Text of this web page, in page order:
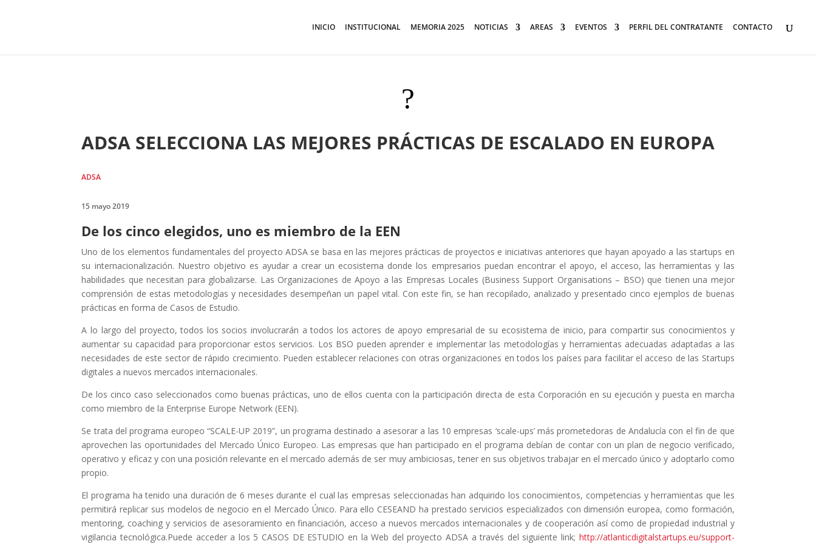
INICIO INSTITUCIONAL MEMORIA 2025 NOTICIAS AREAS EVENTOS PERFIL DEL CONTRATANTE CONTACTO
?
ADSA SELECCIONA LAS MEJORES PRÁCTICAS DE ESCALADO EN EUROPA
ADSA
15 mayo 2019
De los cinco elegidos, uno es miembro de la EEN
Uno de los elementos fundamentales del proyecto ADSA se basa en las mejores prácticas de proyectos e iniciativas anteriores que hayan apoyado a las startups en
su internacionalización. Nuestro objetivo es ayudar a crear un ecosistema donde los empresarios puedan encontrar el apoyo, el acceso, las herramientas y las
habilidades que necesitan para globalizarse. Las Organizaciones de Apoyo a las Empresas Locales (Business Support Organisations – BSO) que tienen una mejor
comprensión de estas metodologías y necesidades desempeñan un papel vital. Con este fin, se han recopilado, analizado y presentado cinco ejemplos de buenas
prácticas en forma de Casos de Estudio.
A lo largo del proyecto, todos los socios involucrarán a todos los actores de apoyo empresarial de su ecosistema de inicio, para compartir sus conocimientos y
aumentar su capacidad para proporcionar estos servicios. Los BSO pueden aprender e implementar las metodologías y herramientas adecuadas adaptadas a las
necesidades de este sector de rápido crecimiento. Pueden establecer relaciones con otras organizaciones en todos los países para facilitar el acceso de las Startups
digitales a nuevos mercados internacionales.
De los cinco caso seleccionados como buenas prácticas, uno de ellos cuenta con la participación directa de esta Corporación en su ejecución y puesta en marcha
como miembro de la Enterprise Europe Network (EEN).
Se trata del programa europeo “SCALE-UP 2019”, un programa destinado a asesorar a las 10 empresas ‘scale-ups’ más prometedoras de Andalucía con el fin de que
aprovechen las oportunidades del Mercado Único Europeo. Las empresas que han participado en el programa debían de contar con un plan de negocio verificado,
operativo y eficaz y con una posición relevante en el mercado además de ser muy ambiciosas, tener en sus objetivos trabajar en el mercado único y adoptarlo como
propio.
El programa ha tenido una duración de 6 meses durante el cual las empresas seleccionadas han adquirido los conocimientos, competencias y herramientas que les
permitirá replicar sus modelos de negocio en el Mercado Único. Para ello CESEAND ha prestado servicios especializados con dimensión europea, como formación,
mentoring, coaching y servicios de asesoramiento en financiación, acceso a nuevos mercados internacionales y de cooperación así como de propiedad industrial y
vigilancia tecnológica.Puede acceder a los 5 CASOS DE ESTUDIO en la Web del proyecto ADSA a través del siguiente link; http://atlanticdigitalstartups.eu/support-